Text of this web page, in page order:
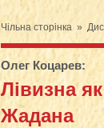
Чільна сторінка »
Олег Коцарев:
Лівизна
Жадана